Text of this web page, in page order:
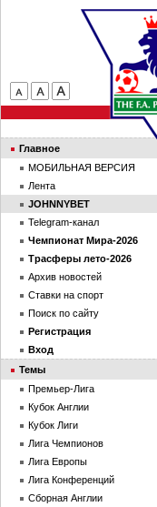
Главное
МОБИЛЬНАЯ ВЕРСИЯ
Лента
JOHNNYBET
Telegram-канал
Чемпионат Мира-2026
Трасферы лето-2026
Архив новостей
Ставки на спорт
Поиск по сайту
Регистрация
Вход
Темы
Премьер-Лига
Кубок Англии
Кубок Лиги
Лига Чемпионов
Лига Европы
Лига Конференций
Сборная Англии